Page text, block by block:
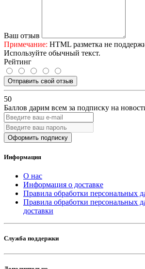
Ваш отзыв
Примечание: HTML разметка не
Используйте обычный текст.
Рейтинг
Отправить свой отзыв
50
Баллов дарим всем за подписку на
Оформить подписку
Информация
О нас
Информация о доставке
Правила обработки персональных
Правила обработки персональных
доставки
Служба поддержки